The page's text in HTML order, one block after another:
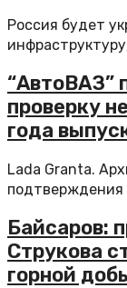
Россия будет
“АвтоВАЗ”
проверку
года
Lada Granta.
подтверждения
Байсаров:
Струкова
горной